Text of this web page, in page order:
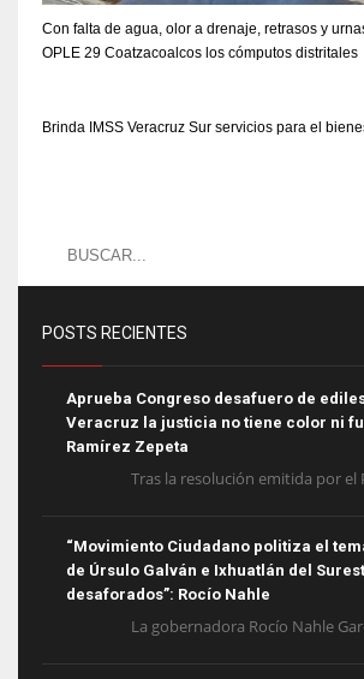
Con falta de agua, olor a drenaje, retrasos y
OPLE 29 Coatzacoalcos los cómputos distritales
Brinda IMSS Veracruz Sur servicios para el
POSTS RECIENTES
Aprueba Congreso desafuero de
Veracruz la justicia no tiene color ni
Ramírez Zepeta
Tras la resolución emitida por el
“Movimiento Ciudadano politiza el
de Úrsulo Galván e Ixhuatlán del
desaforados”: Rocío Nahle
La gobernadora Rocío Nahle